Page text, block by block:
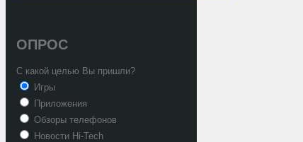
ОПРОС
С какой целью Вы пришли?
Игры
Приложения
Обзоры телефонов
Новости Hi-Tech